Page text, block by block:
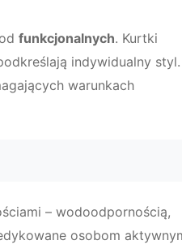
od funkcjonalnych. Kurtki
indywidualny styl.
warunkach
– wodoodpornością,
osobom